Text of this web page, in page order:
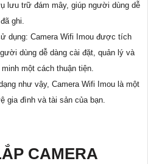
lưu trữ đám mây, giúp người dùng dễ
ghi.
dụng: Camera Wifi Imou được tích
dùng dễ dàng cài đặt, quản lý và
một cách thuận tiện.
như vậy, Camera Wifi Imou là một
gia đình và tài sản của bạn.
CAMERA